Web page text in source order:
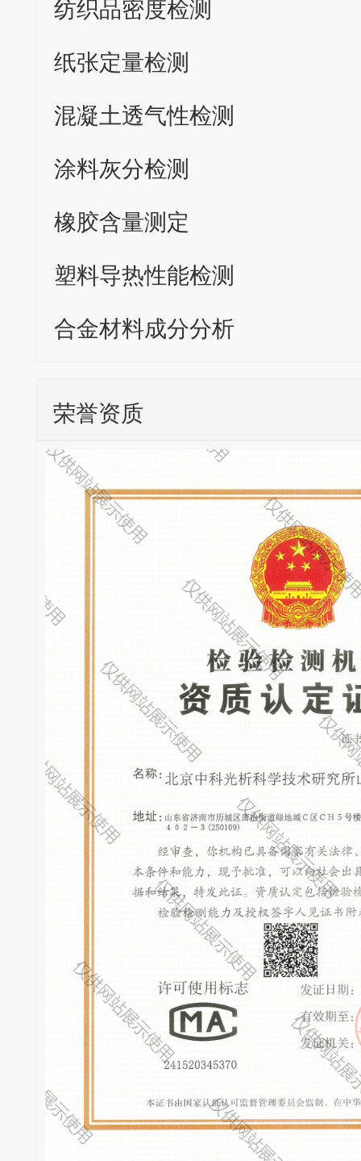
纺织品密度检测
纸张定量检测
混凝土透气性检测
涂料灰分检测
橡胶含量测定
塑料导热性能检测
合金材料成分分析
荣誉资质